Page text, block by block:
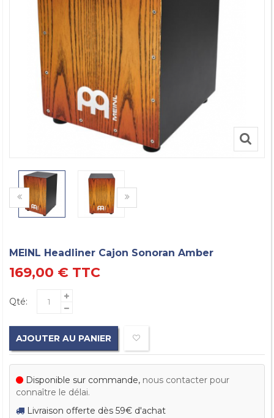
MEINL Headliner Cajon Sonoran Amber
169,00 € TTC
Qté:
AJOUTER AU PANIER
Disponible sur commande, nous contacter pour
connaître le délai.
Livraison offerte dès 59€ d'achat